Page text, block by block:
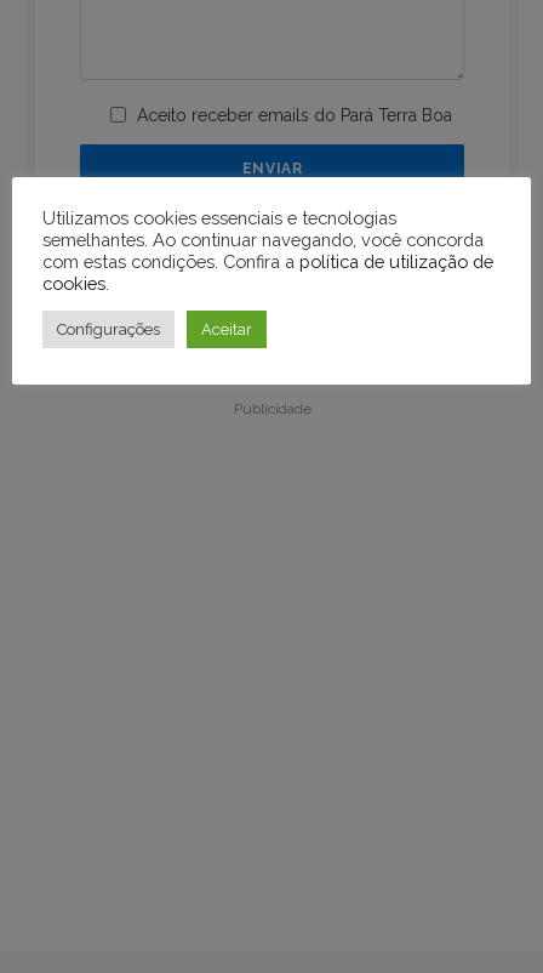
Aceito receber emails do Pará Terra Boa
Publicidade
Publicidade
Utilizamos cookies essenciais e tecnologias
semelhantes. Ao continuar navegando, você concorda
com estas condições. Confira a política de utilização de
cookies
Configurações Aceitar